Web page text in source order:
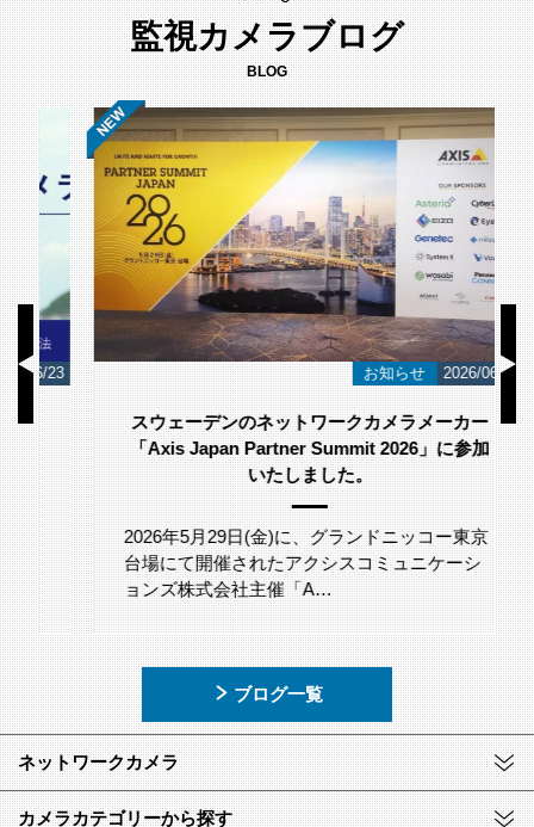
監視カメラブログ
BLOG
23 お知らせ 2026/06/12
スウェーデンのネットワークカメラメーカー
「Axis Japan Partner Summit 2026」に参加
いたしました。
2026年5月29日(金)に、グランドニッコー東京
台場にて開催されたアクシスコミュニケーシ
ョンズ株式会社主催「A…
ブログ一覧
ネットワークカメラ
カメラカテゴリーから探す